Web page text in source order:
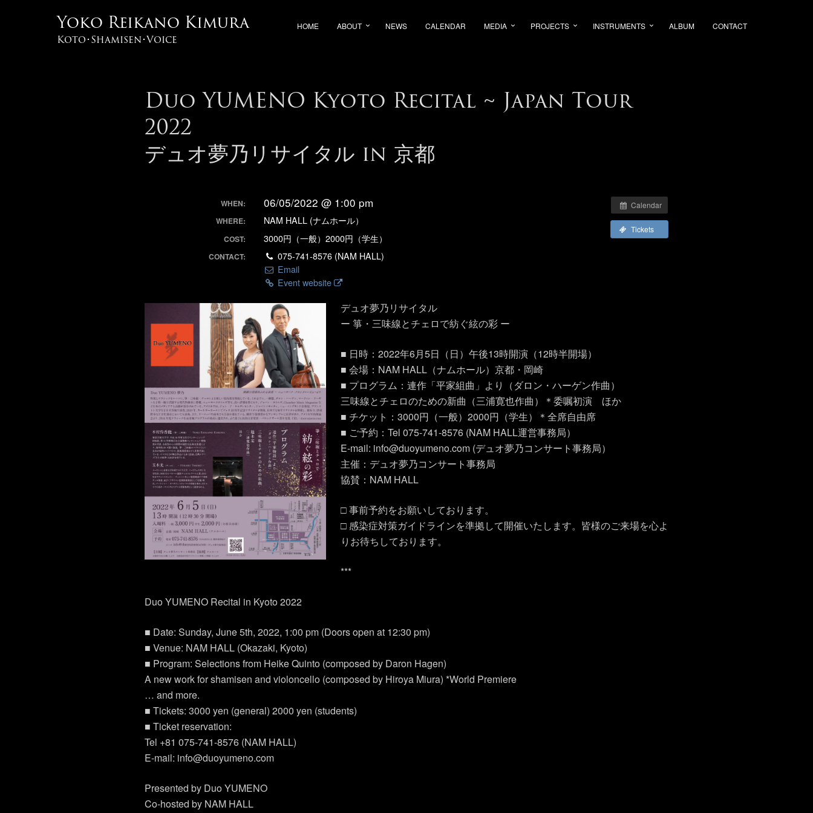
Yoko Reikano Kimura
Koto･Shamisen･Voice
HOME ABOUT NEWS CALENDAR MEDIA PROJECTS INSTRUMENTS ALBUM CONTACT
Duo YUMENO Kyoto Recital ~ Japan Tour
2022
デュオ夢乃リサイタル in 京都
Calendar
Tickets
WHEN: 06/05/2022 @ 1:00 pm
WHERE: NAM HALL (ナムホール）
COST: 3000円（一般）2000円（学生）
CONTACT:
075-741-8576 (NAM HALL)
Email
Event website
デュオ夢乃リサイタル
ー 箏・三味線とチェロで紡ぐ絃の彩 ー
■ 日時：2022年6月5日（日）午後13時開演（12時半開場）
■ 会場：NAM HALL（ナムホール）京都・岡崎
■ プログラム：連作「平家組曲」より（ダロン・ハーゲン作曲）
三味線とチェロのための新曲（三浦寛也作曲）＊委嘱初演 ほか
■ チケット：3000円（一般）2000円（学生）＊全席自由席
■ ご予約：Tel 075-741-8576 (NAM HALL運営事務局）
E-mail: info@duoyumeno.com (デュオ夢乃コンサート事務局）
主催：デュオ夢乃コンサート事務局
協賛：NAM HALL
□ 事前予約をお願いしております。
□ 感染症対策ガイドラインを準拠して開催いたします。皆様のご来場を心よ
りお待ちしております。
***
Duo YUMENO Recital in Kyoto 2022
■ Date: Sunday, June 5th, 2022, 1:00 pm (Doors open at 12:30 pm)
■ Venue: NAM HALL (Okazaki, Kyoto)
■ Program: Selections from Heike Quinto (composed by Daron Hagen)
A new work for shamisen and violoncello (composed by Hiroya Miura) *World Premiere
… and more.
■ Tickets: 3000 yen (general) 2000 yen (students)
■ Ticket reservation:
Tel +81 075-741-8576 (NAM HALL)
E-mail: info@duoyumeno.com
Presented by Duo YUMENO
Co-hosted by NAM HALL